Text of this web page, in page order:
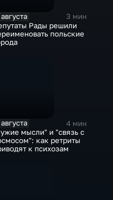
3 мин
Рады решили
польские
4 мин
мысли" и "связь с
как ретриты
к психозам